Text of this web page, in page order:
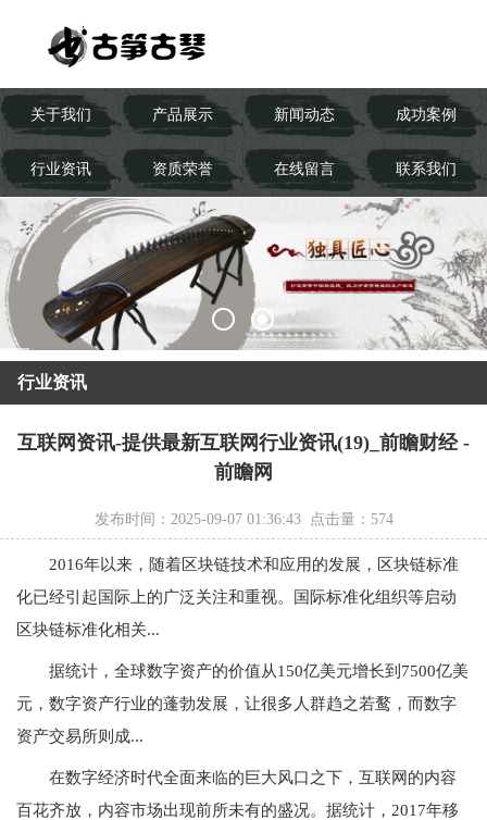
关于我们 产品展示 新闻动态 成功案例
行业资讯 资质荣誉 在线留言 联系我们
行业资讯
互联网资讯-提供最新互联网行业资讯(19)_前瞻财经 -
前瞻网
发布时间：2025-09-07 01:36:43 点击量： 574
2016年以来，随着区块链技术和应用的发展，区块链标准
化已经引起国际上的广泛关注和重视。国际标准化组织等启动
区块链标准化相关...
据统计，全球数字资产的价值从150亿美元增长到7500亿美
元，数字资产行业的蓬勃发展，让很多人群趋之若鹜，而数字
资产交易所则成...
在数字经济时代全面来临的巨大风口之下，互联网的内容
百花齐放，内容市场出现前所未有的盛况。据统计，2017年移